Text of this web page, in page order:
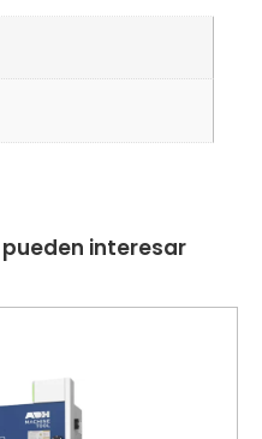
interesar